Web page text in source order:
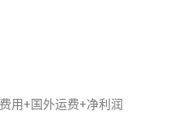
用+国外运费+净利润